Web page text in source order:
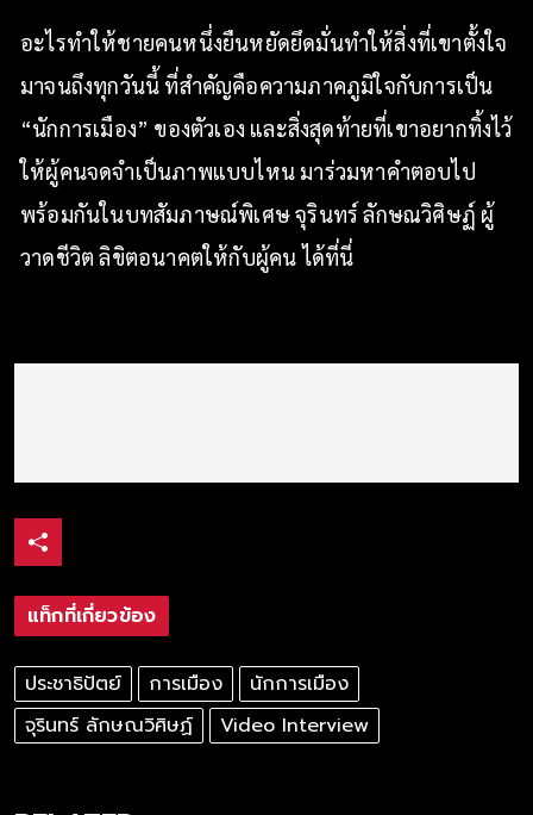
อะไรทำให้ชายคนหนึ่งยืนหยัดยึดมั่นทำให้สิ่งที่เขาตั้งใจ
มาจนถึงทุกวันนี้ ที่สำคัญคือความภาคภูมิใจกับการเป็น
“นักการเมือง” ของตัวเอง และสิ่งสุดท้ายที่เขาอยากทิ้งไว้
ให้ผู้คนจดจำเป็นภาพแบบไหน มาร่วมหาคำตอบไป
พร้อมกันในบทสัมภาษณ์พิเศษ จุรินทร์ ลักษณวิศิษฏ์ ผู้
วาดชีวิต ลิขิตอนาคตให้กับผู้คน ได้ที่นี่
แท็กที่เกี่ยวข้อง
ประชาธิปัตย์ การเมือง
นักการเมือง
จุรินทร์ ลักษณวิศิษฏ์
Video Interview